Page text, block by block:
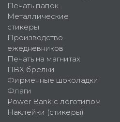
Печать папок
Металлические
стикеры
Производство
ежедневников
Печать на магнитах
ПВХ брелки
Фирменные шоколадки
Флаги
Power Bank с логотипом
Наклейки (стикеры)